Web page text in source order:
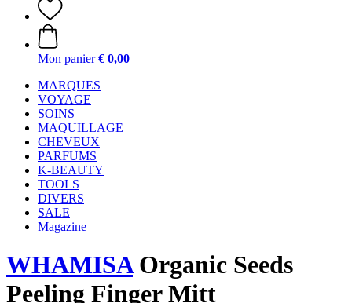
Mon panier € 0,00
MARQUES
VOYAGE
SOINS
MAQUILLAGE
CHEVEUX
PARFUMS
K-BEAUTY
TOOLS
DIVERS
SALE
Magazine
WHAMISAOrganic Seeds
Peeling Finger Mitt